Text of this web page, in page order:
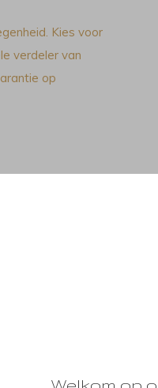
Welkom op
Kies voor
verdeler van
op